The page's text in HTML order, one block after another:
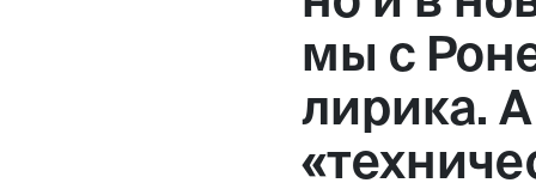
мы с
лирика.